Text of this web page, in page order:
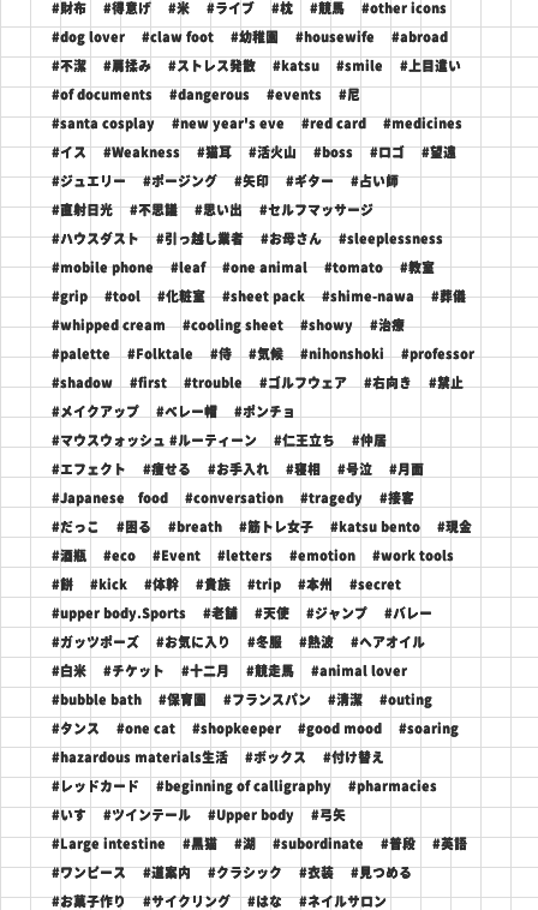
#財布 #得意げ #米 #ライブ #枕 #競馬 #other icons
#dog lover #claw foot #幼稚園 #housewife #abroad
#不潔 #肩揉み #ストレス発散 #katsu #smile #上目遣い
#of documents #dangerous #events #尼
#santa cosplay #new year's eve #red card #medicines
#イス #Weakness #猫耳 #活火山 #boss #ロゴ #望遠
#ジュエリー #ポージング #矢印 #ギター #占い師
#直射日光 #不思議 #思い出 #セルフマッサージ
#ハウスダスト #引っ越し業者 #お母さん #sleeplessness
#mobile phone #leaf #one animal #tomato #教室
#grip #tool #化粧室 #sheet pack #shime-nawa #葬儀
#whipped cream #cooling sheet #showy #治療
#palette #Folktale #侍 #気候 #nihonshoki #professor
#shadow #first #trouble #ゴルフウェア #右向き #禁止
#メイクアップ #ベレー帽 #ポンチョ
#マウスウォッシュ #ルーティーン #仁王立ち #仲居
#エフェクト #痩せる #お手入れ #寝相 #号泣 #月面
#Japanese food #conversation #tragedy #接客
#だっこ #困る #breath #筋トレ女子 #katsu bento #現金
#酒瓶 #eco #Event #letters #emotion #work tools
#餅 #kick #体幹 #貴族 #trip #本州 #secret
#upper body.Sports #老舗 #天使 #ジャンプ #バレー
#ガッツポーズ #お気に入り #冬服 #熱波 #ヘアオイル
#白米 #チケット #十二月 #競走馬 #animal lover
#bubble bath #保育園 #フランスパン #清潔 #outing
#タンス #one cat #shopkeeper #good mood #soaring
#hazardous materials生活 #ボックス #付け替え
#レッドカード #beginning of calligraphy #pharmacies
#いす #ツインテール #Upper body #弓矢
#Large intestine #黒猫 #湖 #subordinate #普段 #英語
#ワンピース #道案内 #クラシック #衣装 #見つめる
#お菓子作り #サイクリング #はな #ネイルサロン